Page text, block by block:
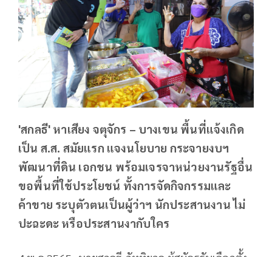
'สกลธี' หาเสียง จตุจักร – บางเขน พื้นที่แจ้งเกิด
เป็น ส.ส. สมัยแรก แจงนโยบาย กระจายงบฯ
พัฒนาที่ดิน เอกชน พร้อมเจรจาหน่วยงานรัฐอื่น
ขอพื้นที่ใช้ประโยชน์ ทั้งการจัดกิจกรรมและ
ค้าขาย ระบุตัวตนเป็นผู้ว่าฯ นักประสานงาน ไม่
ปะฉะดะ หรือประสานงากับใคร